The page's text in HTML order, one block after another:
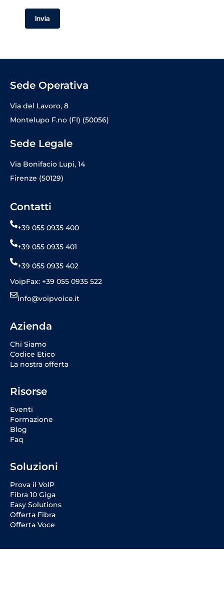
Invia
Sede Operativa
Via del Lavoro, 8
Montelupo F.no (FI) (50056)
Sede Legale
Via Bonifacio Lupi, 14
Firenze (50129)
Contatti
+39 055 0935 400
+39 055 0935 401
+39 055 0935 402
VoipFax: +39 055 0935 522
info@voipvoice.it
Azienda
Chi Siamo
Codice Etico
La nostra offerta
Risorse
Eventi
Formazione
Blog
Faq
Soluzioni
Prova il VoIP
Fibra 10 Giga
Easy Solutions
Offerta Fibra
Offerta Voce